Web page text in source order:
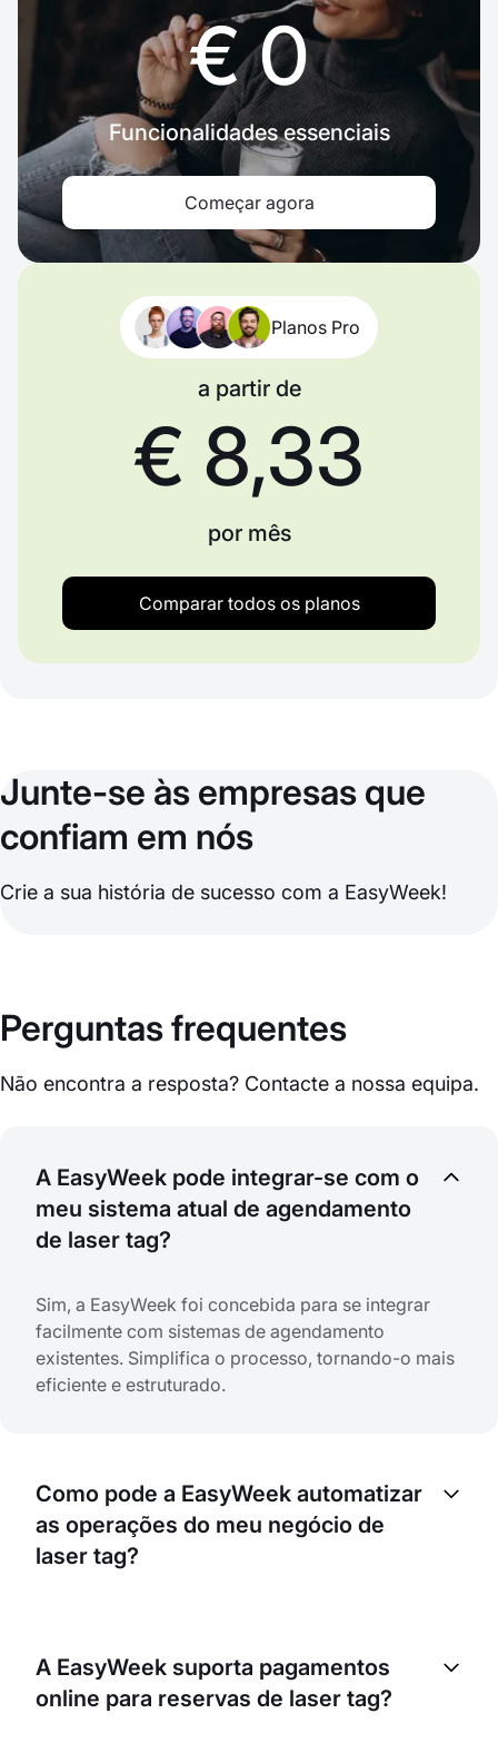
€ 0
Funcionalidades essenciais
Começar agora
Planos Pro
a partir de
€ 8,33
por mês
Comparar todos os planos
Junte-se às empresas que
confiam em nós
Crie a sua história de sucesso com a EasyWeek!
Perguntas frequentes
Não encontra a resposta? Contacte a nossa equipa.
A EasyWeek pode integrar-se com o
meu sistema atual de agendamento
de laser tag?
Sim, a EasyWeek foi concebida para se integrar
facilmente com sistemas de agendamento
existentes. Simplifica o processo, tornando-o mais
eficiente e estruturado.
Como pode a EasyWeek automatizar
as operações do meu negócio de
laser tag?
processo de reservas, reduz tarefas
administrativas e permite-lhe concentrar-se em
A EasyWeek suporta pagamentos
online para reservas de laser tag?